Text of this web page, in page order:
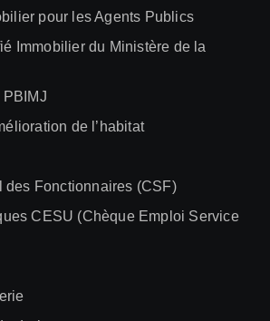
pour les Agents Publics
Immobilier du Ministère de la
PBIMJ
de l’habitat
des Fonctionnaires (CSF)
CESU (Chèque Emploi Service